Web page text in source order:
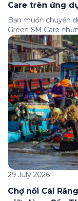
Care trên ứng
Bạn muốn chuyến
Green SM Care
dưới đây sẽ hướng
gia) gói bảo hiểm
những lưu ý quan
29 July 2026
Chợ nổi Cái